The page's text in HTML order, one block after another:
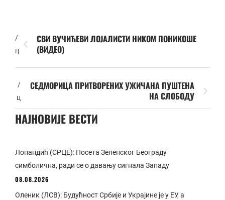
/
ц
СВИ ВУЧИЋЕВИ ЛОЈАЛИСТИ НИКОМ ПОНИКОШЕ
(ВИДЕО)
/
ц
СЕДМОРИЦА ПРИТВОРЕНИХ УЖИЧАНА ПУШТЕНА
НА СЛОБОДУ
НАЈНОВИЈЕ ВЕСТИ
Лопандић (СРЦЕ): Посета Зеленског Београду
симболична, ради се о давању сигнала Западу
08.08.2026
Оленик (ЛСВ): Будућност Србије и Украјине је у ЕУ, а